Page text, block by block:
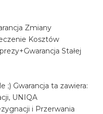
Zmiany
Kosztów
Stałej
;) Gwarancja ta zawiera:
UNIQA
i Przerwania